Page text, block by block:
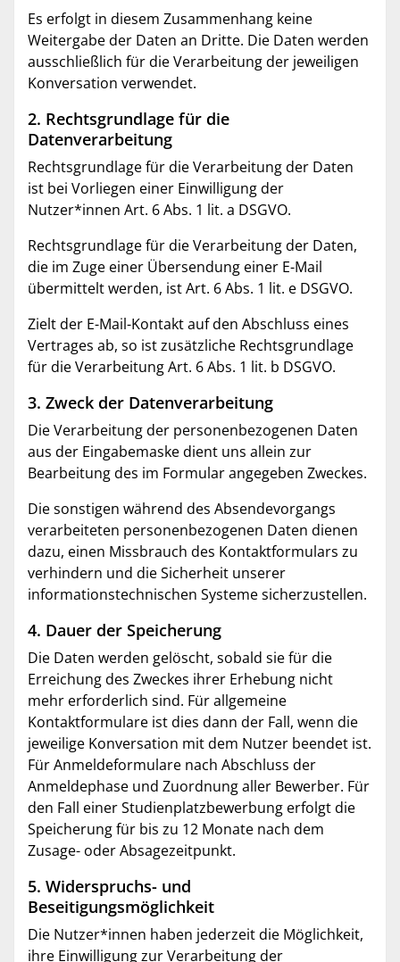
Es erfolgt in diesem Zusammenhang keine
Weitergabe der Daten an Dritte. Die Daten werden
ausschließlich für die Verarbeitung der jeweiligen
Konversation verwendet.
2. Rechtsgrundlage für die
Datenverarbeitung
Rechtsgrundlage für die Verarbeitung der Daten
ist bei Vorliegen einer Einwilligung der
Nutzer*innen Art. 6 Abs. 1 lit. a DSGVO.
Rechtsgrundlage für die Verarbeitung der Daten,
die im Zuge einer Übersendung einer E-Mail
übermittelt werden, ist Art. 6 Abs. 1 lit. e DSGVO.
Zielt der E-Mail-Kontakt auf den Abschluss eines
Vertrages ab, so ist zusätzliche Rechtsgrundlage
für die Verarbeitung Art. 6 Abs. 1 lit. b DSGVO.
3. Zweck der Datenverarbeitung
Die Verarbeitung der personenbezogenen Daten
aus der Eingabemaske dient uns allein zur
Bearbeitung des im Formular angegeben Zweckes.
Die sonstigen während des Absendevorgangs
verarbeiteten personenbezogenen Daten dienen
dazu, einen Missbrauch des Kontaktformulars zu
verhindern und die Sicherheit unserer
informationstechnischen Systeme sicherzustellen.
4. Dauer der Speicherung
Die Daten werden gelöscht, sobald sie für die
Erreichung des Zweckes ihrer Erhebung nicht
mehr erforderlich sind. Für allgemeine
Kontaktformulare ist dies dann der Fall, wenn die
jeweilige Konversation mit dem Nutzer beendet ist.
Für Anmeldeformulare nach Abschluss der
Anmeldephase und Zuordnung aller Bewerber. Für
den Fall einer Studienplatzbewerbung erfolgt die
Speicherung für bis zu 12 Monate nach dem
Zusage- oder Absagezeitpunkt.
5. Widerspruchs- und
Beseitigungsmöglichkeit
Die Nutzer*innen haben jederzeit die Möglichkeit,
ihre Einwilligung zur Verarbeitung der